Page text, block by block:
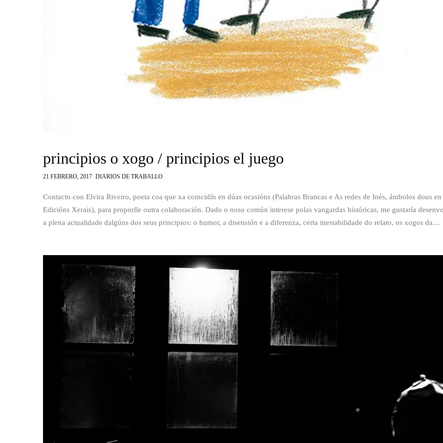
principios o xogo / principios el juego
21 FEBRERO, 2017 DIARIOS DE TRABALLO
Contacto con Elvira Riveiro, poeta coa que xa coincidín en dúas ocasións (Palabras Brancas e As redes de Inés, ámbolos dous en
Edicións Xerais), para proporlle outra colaboración. Dado o noso común interese polas vangardas históricas, me gustaría
a plena actualidade dalgúns dos seus principios: o humor, a disensión e a diferenza, certa inestabilidade do relato, os xogos da…